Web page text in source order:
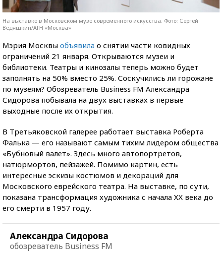
На выставке в Московском музе современного искусства. Фото: Сергей
Ведяшкин/АГН «Москва»
Мэрия Москвы объявила о снятии части ковидных
ограничений 21 января. Открываются музеи и
библиотеки. Театры и кинозалы теперь можно будет
заполнять на 50% вместо 25%. Соскучились ли горожане
по музеям? Обозреватель Business FM Александра
Сидорова побывала на двух выставках в первые
выходные после их открытия.
В Третьяковской галерее работает выставка Роберта
Фалька — его называют самым тихим лидером общества
«Бубновый валет». Здесь много автопортретов,
натюрмортов, пейзажей. Помимо картин, есть
интересные эскизы костюмов и декораций для
Московского еврейского театра. На выставке, по сути,
показана трансформация художника с начала XX века до
его смерти в 1957 году.
Александра Сидорова
обозреватель Business FM